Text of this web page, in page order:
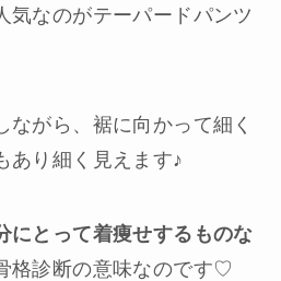
気なのがテーパードパンツ
ながら、裾に向かって細く
あり細く見えます♪
にとって着痩せするものな
格診断の意味なのです♡